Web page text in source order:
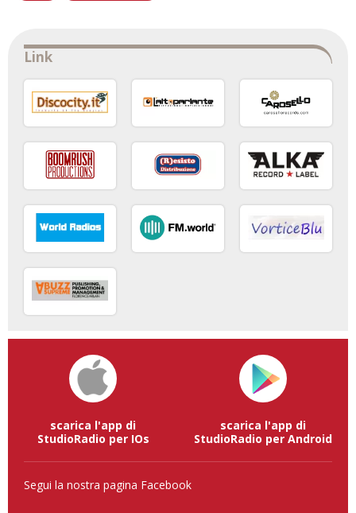
Link
scarica l'app di
StudioRadio per IOs
scarica l'app di
StudioRadio per Android
Segui la nostra pagina Facebook